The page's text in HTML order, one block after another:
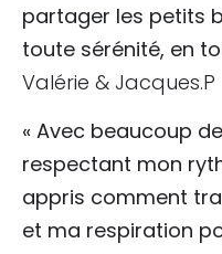
partager les petits
toute sérénité, en
Valérie & Jacques.P
« Avec beaucoup
respectant mon
appris comment
et ma respiration